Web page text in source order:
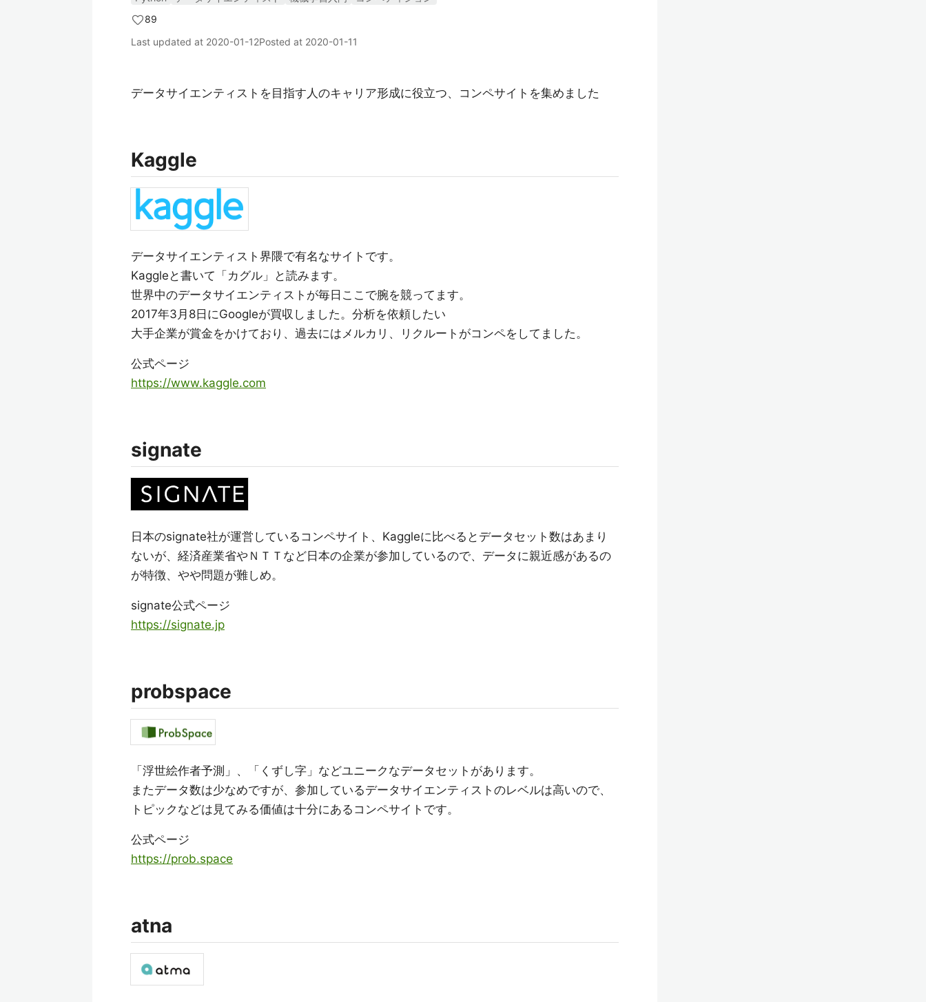
89
Last updated at 2020-01-12Posted at 2020-01-11
データサイエンティストを目指す人のキャリア形成に役立つ、コンペサイトを集めました
Kaggle
データサイエンティスト界隈で有名なサイトです。
Kaggleと書いて「カグル」と読みます。
世界中のデータサイエンティストが毎日ここで腕を競ってます。
2017年3月8日にGoogleが買収しました。分析を依頼したい
大手企業が賞金をかけており、過去にはメルカリ、リクルートがコンペをしてました。
公式ページ
https://www.kaggle.com
signate
日本のsignate社が運営しているコンペサイト、Kaggleに比べるとデータセット数はあまり
ないが、経済産業省やＮＴＴなど日本の企業が参加しているので、データに親近感があるの
が特徴、やや問題が難しめ。
signate公式ページ
https://signate.jp
probspace
「浮世絵作者予測」、「くずし字」などユニークなデータセットがあります。
またデータ数は少なめですが、参加しているデータサイエンティストのレベルは高いので、
トピックなどは見てみる価値は十分にあるコンペサイトです。
公式ページ
https://prob.space
atna